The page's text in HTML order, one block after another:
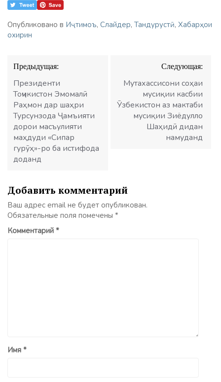
Опубликовано в Иҷтимоъ, Слайдер, Тандурустӣ, Хабарҳои
охирин
Навигация
по
записям
Предыдущая:
Президенти
Тоҷикистон Эмомалӣ
Раҳмон дар шаҳри
Турсунзода Ҷамъияти
дорои масъулияти
маҳдуди «Сипар
гурӯҳ»-ро ба истифода
доданд
Следующая:
Мутахассисони соҳаи
мусиқии касбии
Ӯзбекистон аз мактаби
мусиқии Зиёдулло
Шаҳидӣ дидан
намуданд
Добавить комментарий
Ваш адрес email не будет опубликован.
Обязательные поля помечены *
Комментарий *
Имя *